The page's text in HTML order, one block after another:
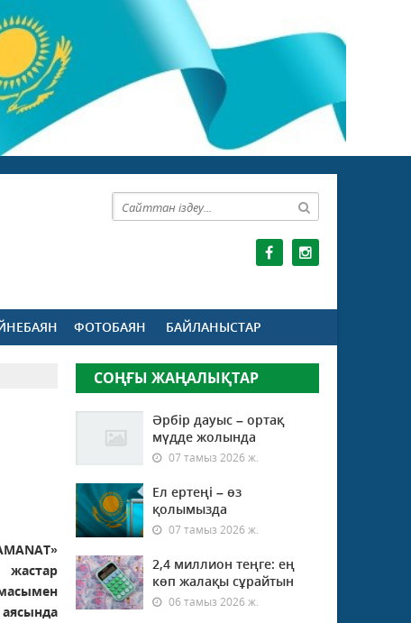
ФОТОБАЯН БАЙЛАНЫСТАР
СОҢҒЫ ЖАҢАЛЫҚТАР
Әрбір дауыс – ортақ
мүдде жолында
07 тамыз 2026 ж.
Ел ертеңі – өз
қолымызда
07 тамыз 2026 ж.
2,4 миллион теңге: ең
көп жалақы сұрайтын
06 тамыз 2026 ж.